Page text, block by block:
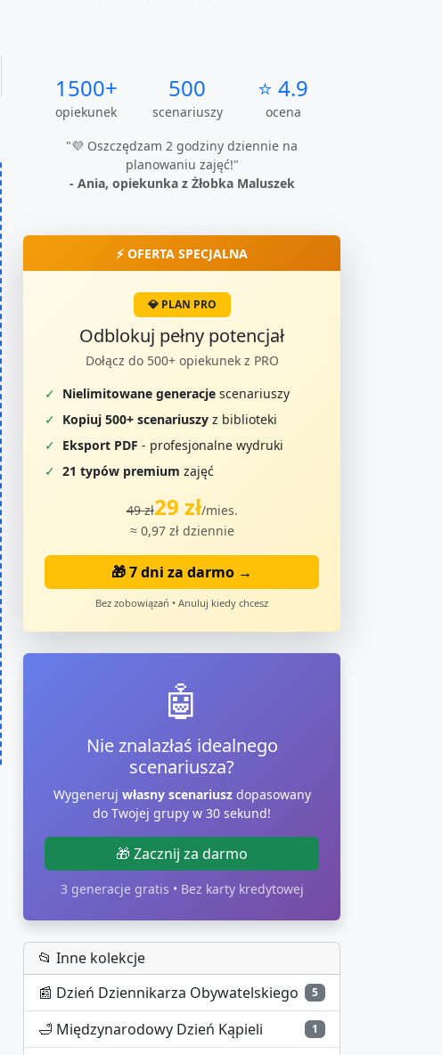
1500+
opiekunek
500
scenariuszy
⭐ 4.9
ocena
"💜 Oszczędzam 2 godziny dziennie na
planowaniu zajęć!"
- Ania, opiekunka z Żłobka Maluszek
⚡ OFERTA SPECJALNA
💎 PLAN PRO
Odblokuj pełny potencjał
Dołącz do 500+ opiekunek z PRO
✓ Nielimitowane generacje scenariuszy
✓ Kopiuj 500+ scenariuszy z biblioteki
✓ Eksport PDF - profesjonalne wydruki
✓ 21 typów premium zajęć
49 zł29 zł/mies.
≈ 0,97 zł dziennie
🎁 7 dni za darmo →
Bez zobowiązań • Anuluj kiedy chcesz
🤖
Nie znalazłaś idealnego
scenariusza?
Wygeneruj własny scenariuszdopasowany
do Twojej grupy w 30 sekund!
🎁 Zacznij za darmo
3 generacje gratis • Bez karty kredytowej
📂 Inne kolekcje
📰 Dzień Dziennikarza Obywatelskiego 5
🛁 Międzynarodowy Dzień Kąpieli 1